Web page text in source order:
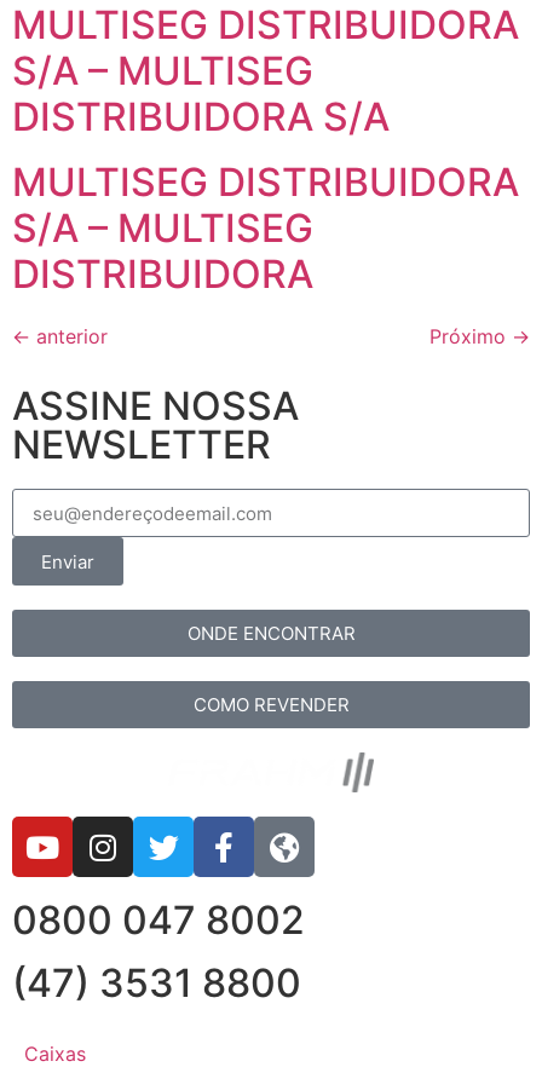
MULTISEG DISTRIBUIDORA
S/A – MULTISEG
DISTRIBUIDORA S/A
MULTISEG DISTRIBUIDORA
S/A – MULTISEG
DISTRIBUIDORA
← anterior Próximo →
ASSINE NOSSA
NEWSLETTER
Enviar
ONDE ENCONTRAR
COMO REVENDER
0800 047 8002
(47) 3531 8800
Caixas